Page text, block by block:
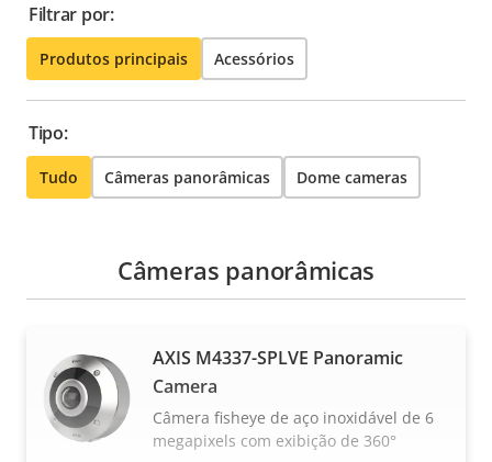
Filtrar por:
Produtos principais Acessórios
Tipo:
Tudo Câmeras panorâmicas Dome cameras
Câmeras panorâmicas
AXIS M4337-SPLVE Panoramic
Camera
Câmera fisheye de aço inoxidável de 6
megapixels com exibição de 360°